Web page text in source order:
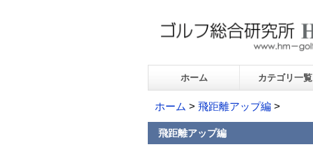
ホーム カテゴリ一覧
ホーム > 飛距離アップ編 >
飛距離アップ編